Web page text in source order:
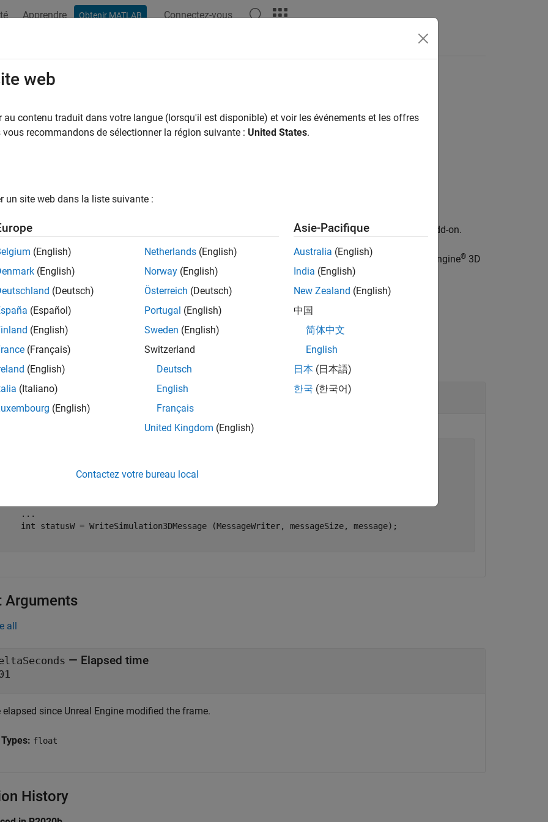
Apprendre Obtenir MATLAB Connectez-vous
that steps actor inUnreal Engine 3D simulation
Required: Vehicle Dynamics Blockset Interface for Unreal Engine Projects add-on.
method void ASetGetActorLocation::Sim3dStep(float steps an actor in the Unreal Engine® 3D
environment. The Unreal EngineAActor::Tickclass calls the Sim3dStepmethod.
Actor
Super::Sim3dStep(DeltaSeconds);
...
int statusW = WriteSimulation3DMessage (MessageWriter, messageSize, message);
Arguments
all
— Elapsed time
elapsed since Unreal Engine modified the frame.
float
History
web
au contenu traduit dans votre langue (lorsqu'il est disponible) et voir les événements et les offres
vous recommandons de sélectionner la région suivante : United States.
un site web dans la liste suivante :
(English)
(English)
(Deutsch)
(Español)
(English)
(Français)
(English)
(Italiano)
(English)
Netherlands (English)
Norway (English)
Österreich (Deutsch)
Portugal (English)
Sweden (English)
Switzerland
Deutsch
English
Français
United Kingdom (English)
Asie-Pacifique
Australia (English)
India (English)
New Zealand (English)
中国
简体中文
English
日本 (日本語)
한국 (한국어)
Contactez votre bureau local